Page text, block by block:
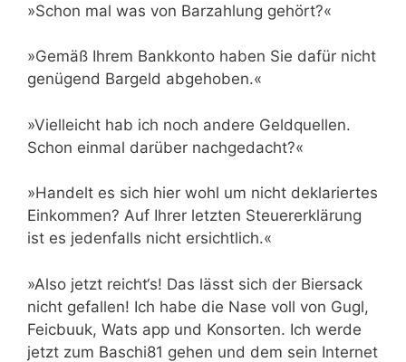
»Schon mal was von Barzahlung gehört?«
»Gemäß Ihrem Bankkonto haben Sie dafür nicht
genügend Bargeld abgehoben.«
»Vielleicht hab ich noch andere Geldquellen.
Schon einmal darüber nachgedacht?«
»Handelt es sich hier wohl um nicht deklariertes
Einkommen? Auf Ihrer letzten Steuererklärung
ist es jedenfalls nicht ersichtlich.«
»Also jetzt reicht‘s! Das lässt sich der Biersack
nicht gefallen! Ich habe die Nase voll von Gugl,
Feicbuuk, Wats app und Konsorten. Ich werde
jetzt zum Baschi81 gehen und dem sein Internet